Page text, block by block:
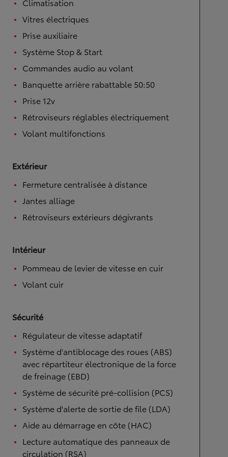
Vitres électriques
Prise auxiliaire
Système Stop & Start
Commandes audio au volant
Banquette arrière rabattable 50:50
Prise 12v
Rétroviseurs réglables électriquement
Volant multifonctions
Extérieur
Fermeture centralisée à distance
Jantes alliage
Rétroviseurs extérieurs dégivrants
Intérieur
Pommeau de levier de vitesse en cuir
Volant cuir
Sécurité
Régulateur de vitesse adaptatif
Système d'antiblocage des roues (ABS)
avec répartiteur électronique de la force
de freinage (EBD)
Système de sécurité pré-collision (PCS)
Système d'alerte de sortie de file (LDA)
Aide au démarrage en côte (HAC)
Lecture automatique des panneaux de
circulation (RSA)